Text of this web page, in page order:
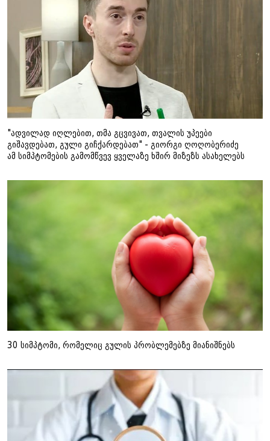
"ადვილად იღლებით, თმა გცვივათ, თვალის უპეები
გიშავდებათ, გული გიჩქარდებათ" - გიორგი ღოღობერიძე
ამ სიმპტომების გამომწვევ ყველაზე ხშირ მიზეზს ასახელებს
30 სიმპტომი, რომელიც გულის პრობლემებზე მიანიშნებს